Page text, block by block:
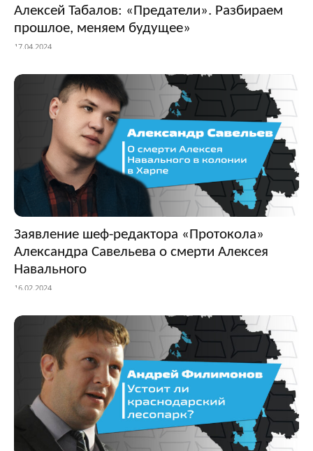
Алексей Табалов: «Предатели». Разбираем
прошлое, меняем будущее»
17.04.2024
Заявление шеф-редактора «Протокола»
Александра Савельева о смерти Алексея
Навального
16.02.2024